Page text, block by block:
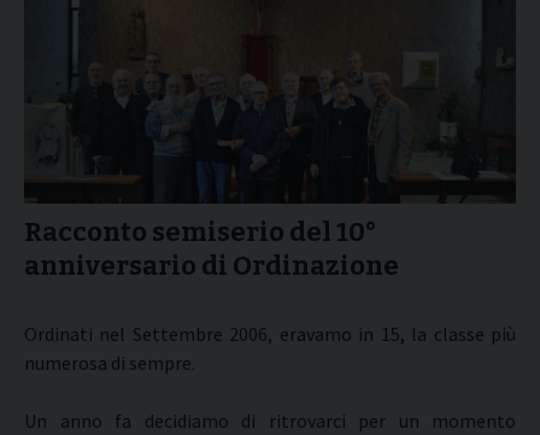
Racconto semiserio del 10°
anniversario di Ordinazione
Ordinati nel Settembre 2006, eravamo in 15, la classe più
numerosa di sempre.
Un anno fa decidiamo di ritrovarci per un momento